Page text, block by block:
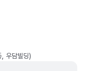
우담빌딩)